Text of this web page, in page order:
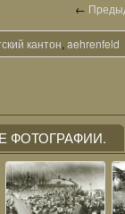
←
кантон, aehrenfeld
ФОТОГРАФИИ.